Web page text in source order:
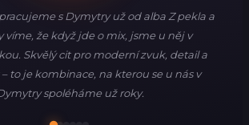
s Dymytry už od alba Z pekla a
víme, že když jde o mix, jsme u něj v
Skvělý cit pro moderní zvuk, detail a
to je kombinace, na kterou se u nás v
spoléháme už roky.